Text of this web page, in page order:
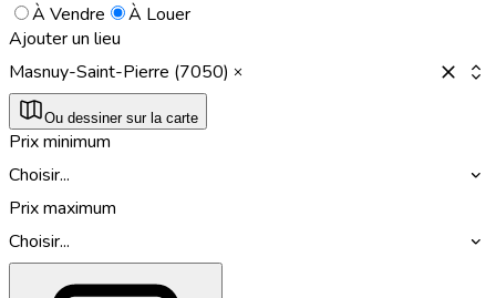
À Vendre
À Louer
Ajouter un lieu
Masnuy-Saint-Pierre (7050)
Ou dessiner sur la carte
Prix minimum
Choisir...
Prix maximum
Choisir...